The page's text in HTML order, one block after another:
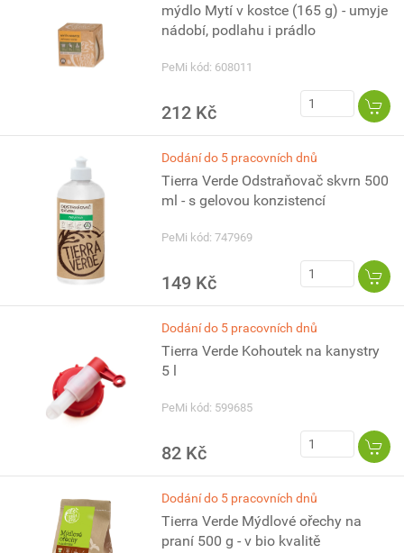
mýdlo Mytí v kostce (165 g) - umyje
nádobí, podlahu i prádlo
PeMi kód: 608011
212 Kč
Dodání do 5 pracovních dnů
Tierra Verde Odstraňovač skvrn 500
ml - s gelovou konzistencí
PeMi kód: 747969
149 Kč
Dodání do 5 pracovních dnů
Tierra Verde Kohoutek na kanystry
5 l
PeMi kód: 599685
82 Kč
Dodání do 5 pracovních dnů
Tierra Verde Mýdlové ořechy na
praní 500 g - v bio kvalitě